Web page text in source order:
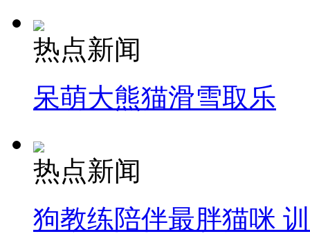
热点新闻
呆萌大熊猫滑雪取乐
热点新闻
狗教练陪伴最胖猫咪